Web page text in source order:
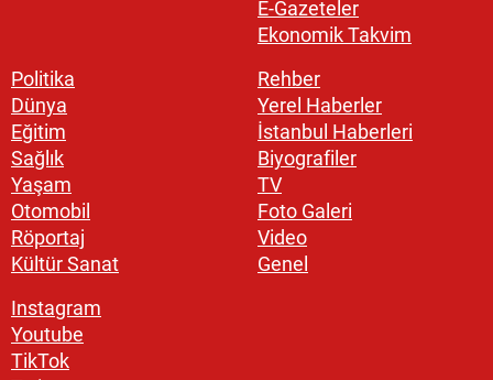
E-Gazeteler
Ekonomik Takvim
Politika
Dünya
Eğitim
Sağlık
Yaşam
Otomobil
Röportaj
Kültür Sanat
Rehber
Yerel Haberler
İstanbul Haberleri
Biyografiler
TV
Foto Galeri
Video
Genel
Instagram
Youtube
TikTok